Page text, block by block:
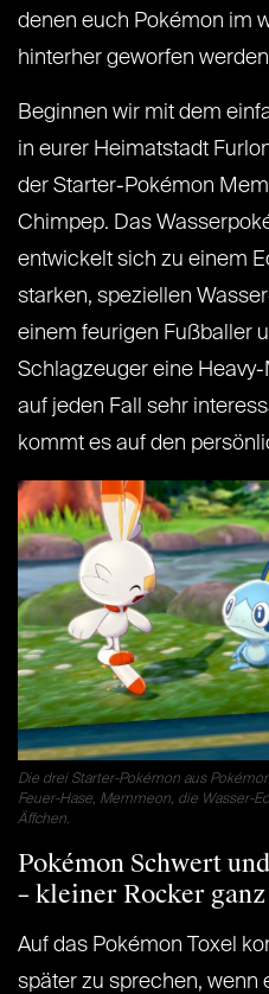
denen euch Pokémon im
hinterher geworfen
Beginnen wir mit dem
in eurer Heimatstadt
der Starter-Pokémon
Chimpep. Das
entwickelt sich zu einem
starken, speziellen
einem feurigen Fußballer
Schlagzeuger eine
auf jeden Fall sehr
kommt es auf den
Die drei Starter-Pokémon aus
Feuer-Hase, Memmeon, die Wasser-
Äffchen.
Pokémon Schwert
– kleiner Rocker
Auf das Pokémon Toxel
später zu sprechen, wenn